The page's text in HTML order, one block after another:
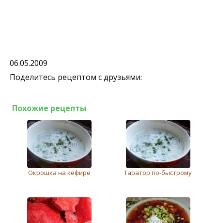
06.05.2009
Поделитесь рецептом с друзьями:
Похожие рецепты
Окрошка на кефире Таратор по-быстрому